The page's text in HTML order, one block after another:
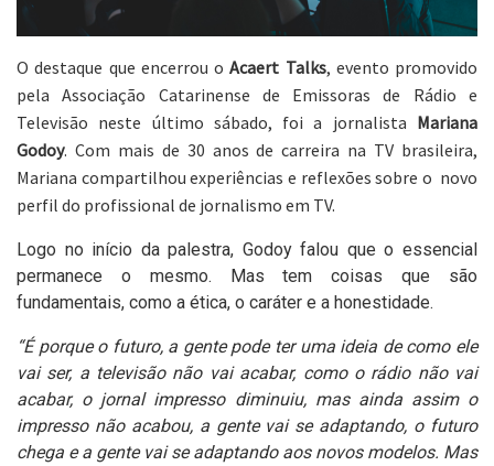
O destaque que encerrou oAcaert Talks, evento promovido
pela Associação Catarinense de Emissoras de Rádio e
Televisão neste último sábado, foi a jornalista Mariana
Godoy. Com mais de 30 anos de carreira na TV brasileira,
Mariana compartilhou experiências e reflexões sobre o novo
perfil do profissional de jornalismo em TV.
Logo no início da palestra, Godoy falou que o essencial
permanece o mesmo. Mas tem coisas que são
fundamentais, como a ética, o caráter e a honestidade.
“É porque o futuro, a gente pode ter uma ideia de como ele
vai ser, a televisão não vai acabar, como o rádio não vai
acabar, o jornal impresso diminuiu, mas ainda assim o
impresso não acabou, a gente vai se adaptando, o futuro
chega e a gente vai se adaptando aos novos modelos. Mas